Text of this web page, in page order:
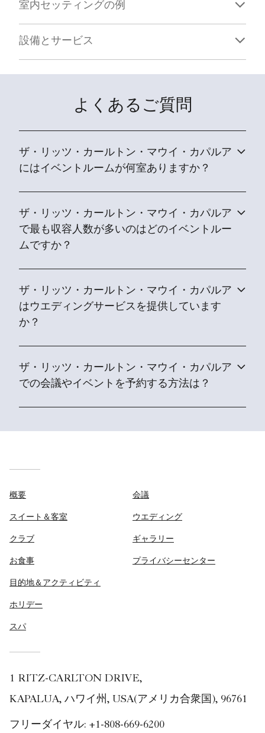
室内セッティングの例
設備とサービス
よくあるご質問
ザ・リッツ・カールトン・マウイ・カパルア
にはイベントルームが何室ありますか？
ザ・リッツ・カールトン・マウイ・カパルア
で最も収容人数が多いのはどのイベントルー
ムですか？
ザ・リッツ・カールトン・マウイ・カパルア
はウエディングサービスを提供しています
か？
ザ・リッツ・カールトン・マウイ・カパルア
での会議やイベントを予約する方法は？
概要
スイート＆客室
クラブ
お食事
目的地＆アクティビティ
ホリデー
スパ
会議
ウエディング
ギャラリー
プライバシーセンター
1 RITZ-CARLTON DRIVE,
KAPALUA, ハワイ州, USA(アメリカ合衆国), 96761
フリーダイヤル: +1-808-669-6200